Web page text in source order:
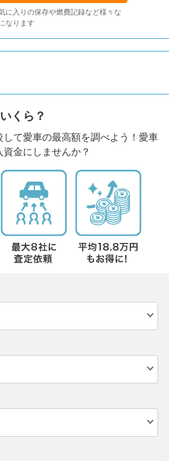
に入りの保存や燃費記録など様々な
なります
くら？
て愛車の最高額を調べよう！愛車
金にしませんか？